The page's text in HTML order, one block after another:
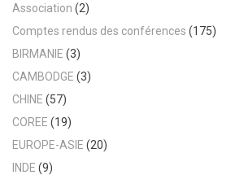
Association (2)
Comptes rendus des conférences (175)
BIRMANIE (3)
CAMBODGE (3)
CHINE (57)
COREE (19)
EUROPE-ASIE (20)
INDE (9)